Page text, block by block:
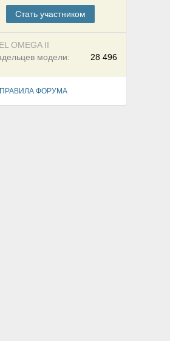
Cтать участником
OMEGA II
28 496
модели:
ПРАВИЛА ФОРУМА